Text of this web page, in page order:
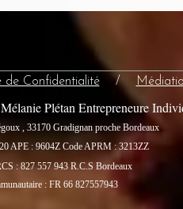
Plétan Entrepreneure
, 33170 Gradignan proche Bordeaux
APE : 9604Z Code APRM : 3213ZZ
: 827 557 943 R.C.S Bordeaux
: FR 66 827557943
de Confidentialité/